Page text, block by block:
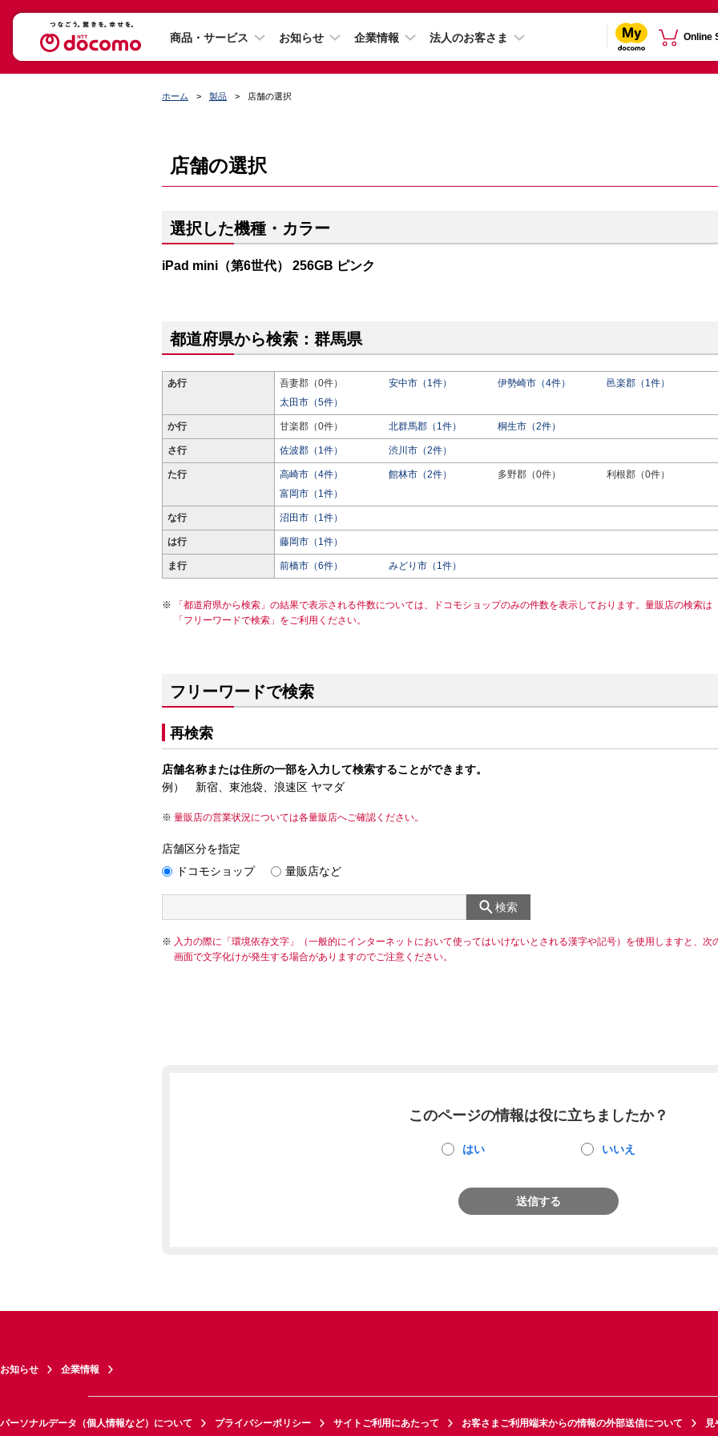
商品・サービス お知らせ 企業情報 法人のお客さま Online
ホーム 製品 店舗の選択
店舗の選択
選択した機種・カラー
iPad mini（第6世代） 256GB ピンク
都道府県から検索：群馬県
あ行 吾妻郡（0件） 安中市（1件） 伊勢崎市（4件）
邑楽郡（1件）
太田市（5件）
か行 甘楽郡（0件） 北群馬郡（1件） 桐生市（2件）
さ行 佐波郡（1件） 渋川市（2件）
た行 高崎市（4件） 館林市（2件） 多野郡（0件）
利根郡（0件）
富岡市（1件）
な行 沼田市（1件）
は行 藤岡市（1件）
ま行 前橋市（6件） みどり市（1件）
「都道府県から検索」の結果で表示される件数については、ドコモショップのみの件数を表示しております。量販店の検索は
「フリーワードで検索」をご利用ください。
フリーワードで検索
再検索
店舗名称または住所の一部を入力して検索することができます。
例） 新宿、東池袋、浪速区 ヤマダ
量販店の営業状況については各量販店へご確認ください。
店舗区分を指定
ドコモショップ
量販店など
検索
入力の際に「環境依存文字」（一般的にインターネットにおいて使ってはいけないとされる漢字や記号）を使用しますと、次
画面で文字化けが発生する場合がありますのでご注意ください。
このページの情報は役に立ちましたか？
はい いいえ
送信する
お知らせ 企業情報
パーソナルデータ（個人情報など）について プライバシーポリシー サイトご利用にあたって お客さまご利用端末からの情報の外部送信について 見